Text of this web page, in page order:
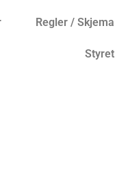
Regler / Skjema
Styret